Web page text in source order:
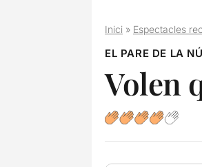
Inici» Espectacles
EL PARE DE LA
Volen